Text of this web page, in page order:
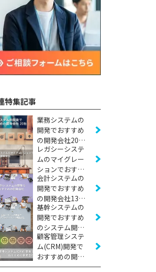
特集記事
業務システムの
開発でおすすめ
の開発会社20社
【2026年版】
レガシーシステ
ムのマイグレー
ションでおすす
めの開発会社12
社【2026年版】
会計システムの
開発でおすすめ
の開発会社13社
【2026年版】
基幹システムの
開発でおすすめ
のシステム開発
会社24社【2026
年版】
顧客管理システ
ム(CRM)開発で
おすすめの開発
会社12社【2026